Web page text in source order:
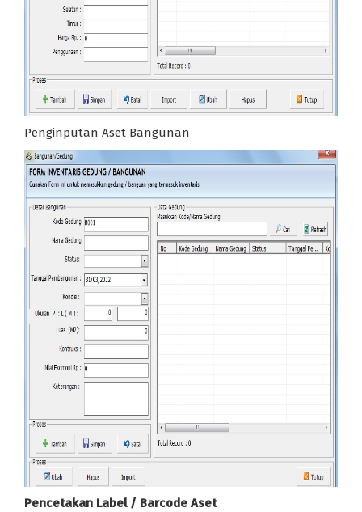
Penginputan Aset Bangunan
Pencetakan Label / Barcode Aset